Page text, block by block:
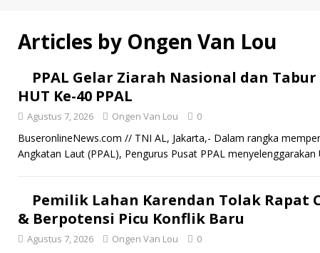
Articles by Ongen Van Lou
PPAL Gelar Ziarah Nasional dan
HUT Ke-40 PPAL
Agustus 7, 2026 Ongen Van Lou 0
BuseronlineNews.com // TNI AL, Jakarta,- Dalam rangka
Angkatan Laut (PPAL), Pengurus Pusat PPAL
Pemilik Lahan Karendan Tolak Rapat
& Berpotensi Picu Konflik Baru
Agustus 7, 2026 Ongen Van Lou 0